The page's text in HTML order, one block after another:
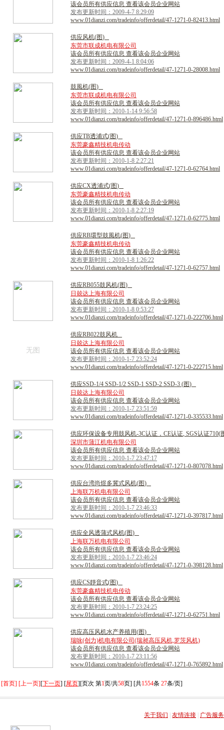
该会员所有供应信息 查看该会员企业网站
发布更新时间：2009-4-7 8:29:09
www.01dianzi.com/tradeinfo/offerdetail/47-1271-0-82413.html
供应风机(图)
东莞市联成机电有限公司
该会员所有供应信息 查看该会员企业网站
发布更新时间：2009-4-1 8:04:06
www.01dianzi.com/tradeinfo/offerdetail/47-1271-0-28008.html
鼓風机(图)
东莞市联成机电有限公司
该会员所有供应信息 查看该会员企业网站
发布更新时间：2010-1-14 9:56:58
www.01dianzi.com/tradeinfo/offerdetail/47-1271-0-896486.html
供应TB透浦式(图)
东莞豪鑫精技机电传动
该会员所有供应信息 查看该会员企业网站
发布更新时间：2010-1-8 2:27:21
www.01dianzi.com/tradeinfo/offerdetail/47-1271-0-62764.html
供应CX透浦式(图)
东莞豪鑫精技机电传动
该会员所有供应信息 查看该会员企业网站
发布更新时间：2010-1-8 2:27:19
www.01dianzi.com/tradeinfo/offerdetail/47-1271-0-62775.html
供应RB環型鼓風机(图)
东莞豪鑫精技机电传动
该会员所有供应信息 查看该会员企业网站
发布更新时间：2010-1-8 1:26:22
www.01dianzi.com/tradeinfo/offerdetail/47-1271-0-62757.html
供应RB055鼓风机(图)
日兢达上海有限公司
该会员所有供应信息 查看该会员企业网站
发布更新时间：2010-1-8 0:53:27
www.01dianzi.com/tradeinfo/offerdetail/47-1271-0-222706.html
无图
供应RB022鼓风机
日兢达上海有限公司
该会员所有供应信息 查看该会员企业网站
发布更新时间：2010-1-7 23:52:24
www.01dianzi.com/tradeinfo/offerdetail/47-1271-0-222715.html
供应SSD-1/4 SSD-1/2 SSD-1 SSD-2 SSD-3 (图)
日兢达上海有限公司
该会员所有供应信息 查看该会员企业网站
发布更新时间：2010-1-7 23:51:59
www.01dianzi.com/tradeinfo/offerdetail/47-1271-0-335533.html
供应环保设备专用鼓风机-3C认证 ， CE认证, SGS认证710(
深圳市蒲江机电有限公司
该会员所有供应信息 查看该会员企业网站
发布更新时间：2010-1-7 23:47:17
www.01dianzi.com/tradeinfo/offerdetail/47-1271-0-807078.html
供应台湾尚煜多冀式风机(图)
上海联万机电有限公司
该会员所有供应信息 查看该会员企业网站
发布更新时间：2010-1-7 23:46:33
www.01dianzi.com/tradeinfo/offerdetail/47-1271-0-397817.html
供应全风透蒲式风机(图)
上海联万机电有限公司
该会员所有供应信息 查看该会员企业网站
发布更新时间：2010-1-7 23:46:24
www.01dianzi.com/tradeinfo/offerdetail/47-1271-0-398128.html
供应CS靜音式(图)
东莞豪鑫精技机电传动
该会员所有供应信息 查看该会员企业网站
发布更新时间：2010-1-7 23:24:25
www.01dianzi.com/tradeinfo/offerdetail/47-1271-0-62751.html
供应高压风机水产养殖用(图)
瑞咏(创力)机电有限公司(瑞昶高压风机,罗茨风机)
该会员所有供应信息 查看该会员企业网站
发布更新时间：2010-1-7 23:11:56
www.01dianzi.com/tradeinfo/offerdetail/47-1271-0-765892.html
[首页] [上一页][下一页] [尾页][页次 第1页/共58页] [共1554条 27条/页]
关于我们 友情连接 广告服务